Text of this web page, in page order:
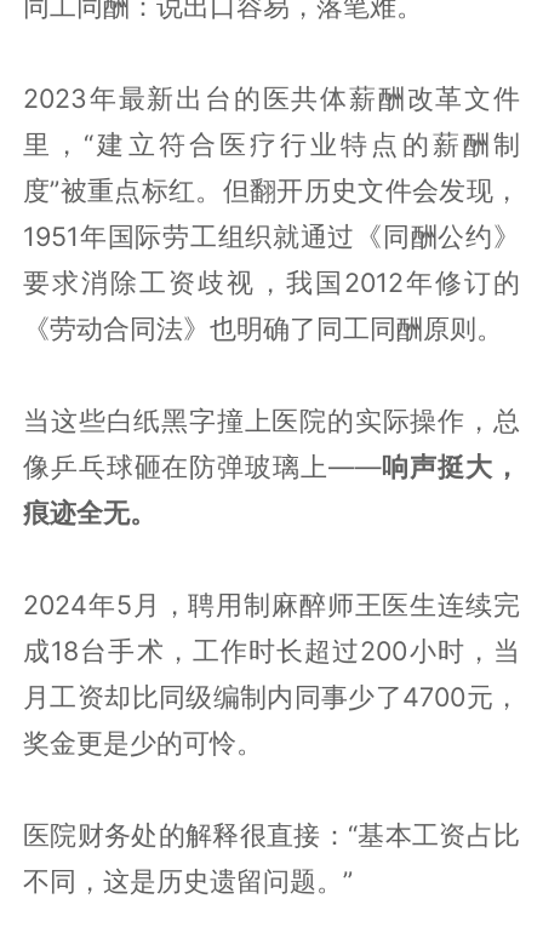
同工同酬：说出口容易，落笔难。
2023年最新出台的医共体薪酬改革文件
里，“建立符合医疗行业特点的薪酬制
度”被重点标红。但翻开历史文件会发现，
1951年国际劳工组织就通过《同酬公约》
要求消除工资歧视，我国2012年修订的
《劳动合同法》也明确了同工同酬原则。
当这些白纸黑字撞上医院的实际操作，总
像乒乓球砸在防弹玻璃上——响声挺大，
痕迹全无。
2024年5月，聘用制麻醉师王医生连续完
成18台手术，工作时长超过200小时，当
月工资却比同级编制内同事少了4700元，
奖金更是少的可怜。
医院财务处的解释很直接：“基本工资占比
不同，这是历史遗留问题。”